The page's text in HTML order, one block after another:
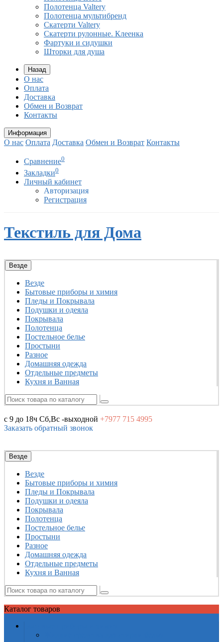
Полотенца Valtery
Полотенца мультибренд
Скатерти Valtery
Скатерти рулонные. Клеенка
Фартуки и сидушки
Шторки для душа
Назад
О нас
Оплата
Доставка
Обмен и Возврат
Контакты
Информация
О нас Оплата Доставка Обмен и Возврат Контакты
Сравнение0
Закладки0
Личный кабинет
Авторизация
Регистрация
Текстиль для Дома
Везде
Везде
Бытовые приборы и химия
Пледы и Покрывала
Подушки и одеяла
Покрывала
Полотенца
Постельное белье
Простыни
Разное
Домашняя одежда
Отдельные предметы
Кухня и Ванная
с 9 до 18ч Сб,Вс -выходной +7977 715 4995
Заказать обратный звонок
Везде
Везде
Бытовые приборы и химия
Пледы и Покрывала
Подушки и одеяла
Покрывала
Полотенца
Постельное белье
Простыни
Разное
Домашняя одежда
Отдельные предметы
Кухня и Ванная
Каталог товаров